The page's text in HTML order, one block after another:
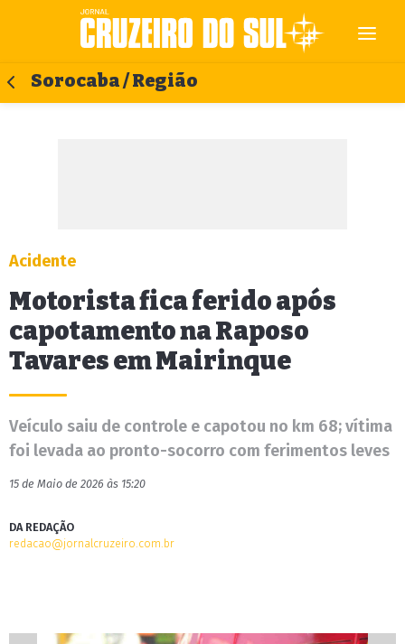
Sorocaba / Região
Acidente
Motorista fica ferido após
capotamento na Raposo
Tavares em Mairinque
Veículo saiu de controle e capotou no km 68; vítima
foi levada ao pronto-socorro com ferimentos leves
15 de Maio de 2026 às 15:20
DA REDAÇÃO
redacao@jornalcruzeiro.com.br